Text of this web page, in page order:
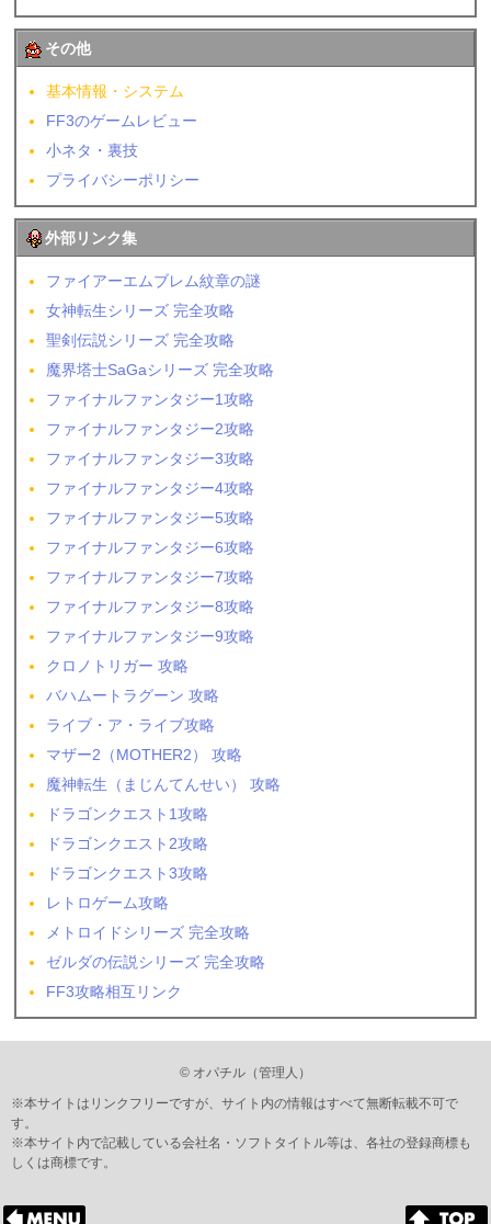
その他
基本情報・システム
FF3のゲームレビュー
小ネタ・裏技
プライバシーポリシー
外部リンク集
ファイアーエムブレム紋章の謎
女神転生シリーズ 完全攻略
聖剣伝説シリーズ 完全攻略
魔界塔士SaGaシリーズ 完全攻略
ファイナルファンタジー1攻略
ファイナルファンタジー2攻略
ファイナルファンタジー3攻略
ファイナルファンタジー4攻略
ファイナルファンタジー5攻略
ファイナルファンタジー6攻略
ファイナルファンタジー7攻略
ファイナルファンタジー8攻略
ファイナルファンタジー9攻略
クロノトリガー 攻略
バハムートラグーン 攻略
ライブ・ア・ライブ攻略
マザー2（MOTHER2） 攻略
魔神転生（まじんてんせい） 攻略
ドラゴンクエスト1攻略
ドラゴンクエスト2攻略
ドラゴンクエスト3攻略
レトロゲーム攻略
メトロイドシリーズ 完全攻略
ゼルダの伝説シリーズ 完全攻略
FF3攻略相互リンク
© オパチル（管理人）
※本サイトはリンクフリーですが、サイト内の情報はすべて無断転載不可で
す。
※本サイト内で記載している会社名・ソフトタイトル等は、各社の登録商標も
しくは商標です。